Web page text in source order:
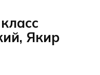
Якир